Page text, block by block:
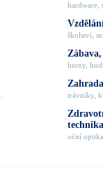
hardware,
školství,
herny,
trávníky,
technika
oční